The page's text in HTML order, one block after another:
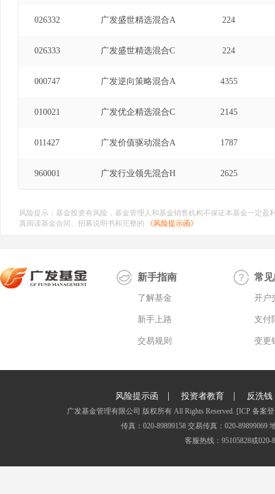
026332 广发盛世精选混合A 224
026333 广发盛世精选混合C 224
000747 广发逆向策略混合A 4355
010021 广发优企精选混合C 2145
011427 广发价值驱动混合A 1787
960001 广发行业领先混合H 2625
风险提示：基金投资有风险，基金管理人和基金销售机构不保证本基金一定
真阅读基金合同、招募说明书和完整的
《风险提示函》
新手指南
了解基金
新手上路
交易规则
常
开户
支付
变更
风险提示函 | 投资者教育 | 反洗钱
广发基金管理有限公司 版权所有 All Rights Reserved. [ICP 备案
传真：020-89899158 交易传真：020-
客服热线：95105828或020-